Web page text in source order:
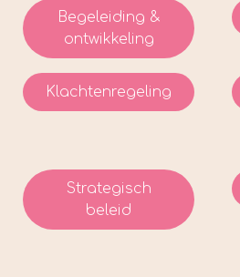
Begeleiding &
ontwikkeling
Klachtenregeling
Strategisch
beleid